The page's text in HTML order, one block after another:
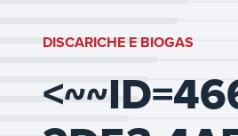
DISCARICHE E BIOGAS